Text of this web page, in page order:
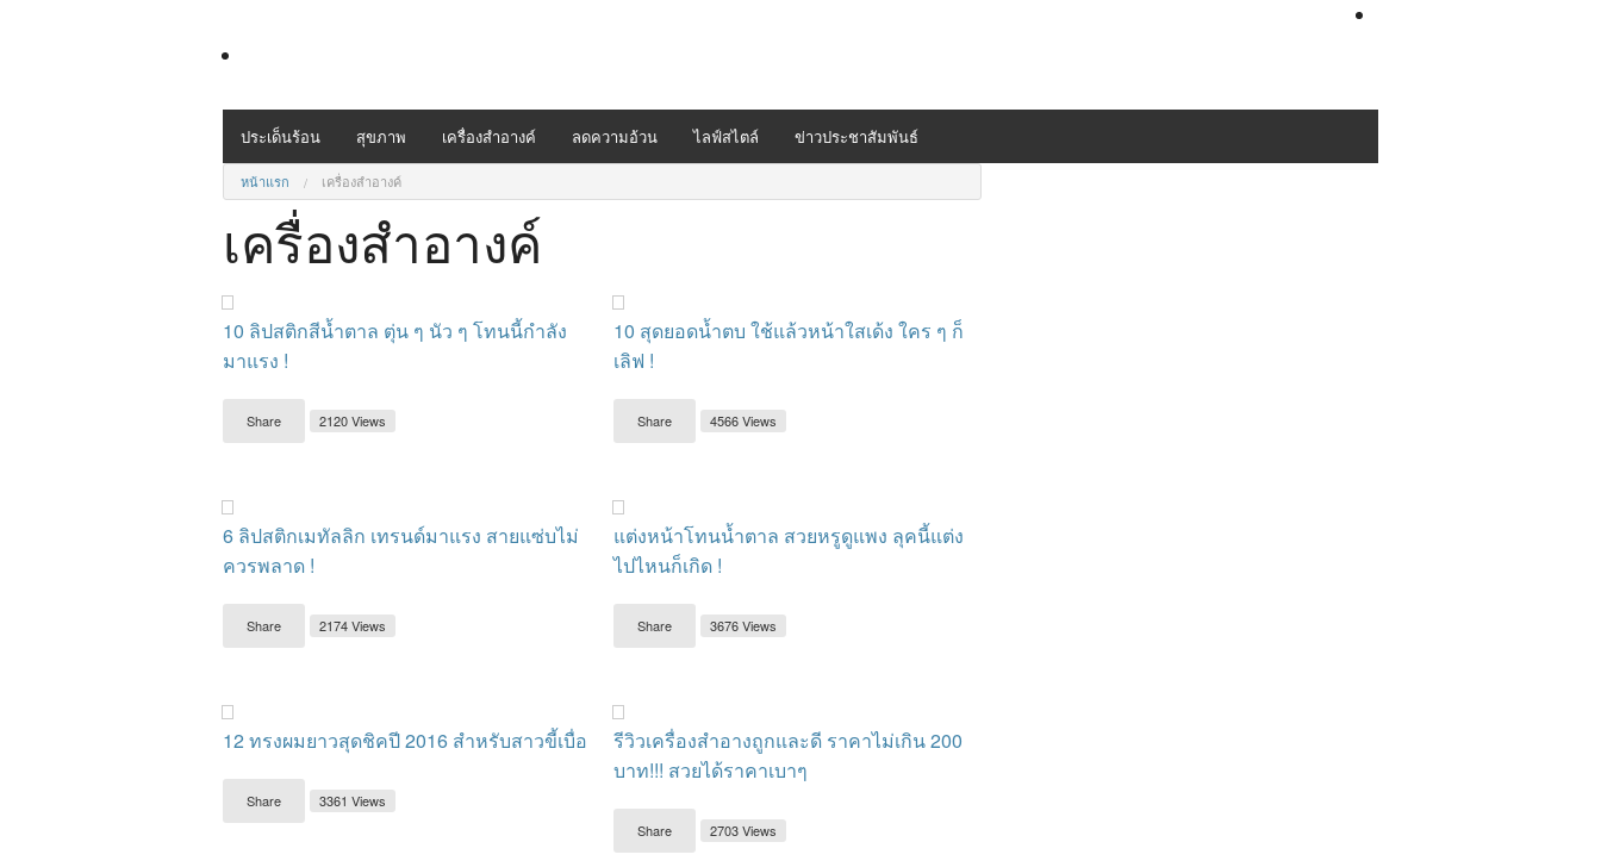
ประเด็นร้อน สุขภาพ เครื่องสำอางค์ ลดความอ้วน ไลฟ์สไตล์ ข่าวประชาสัมพันธ์
หน้าแรก เครื่องสำอางค์
เครื่องสำอางค์
10 ลิปสติกสีน้ำตาล ตุ่น ๆ นัว ๆ โทนนี้กำลัง
มาแรง !
Share 2120 Views
10 สุดยอดน้ำตบ ใช้แล้วหน้าใสเด้ง ใคร ๆ ก็
เลิฟ !
Share 4566 Views
6 ลิปสติกเมทัลลิก เทรนด์มาแรง สายแซ่บไม่
ควรพลาด !
Share 2174 Views
แต่งหน้าโทนน้ำตาล สวยหรูดูแพง ลุคนี้แต่ง
ไปไหนก็เกิด !
Share 3676 Views
12 ทรงผมยาวสุดชิคปี 2016 สำหรับสาวขี้เบื่อ
Share 3361 Views
รีวิวเครื่องสำอางถูกและดี ราคาไม่เกิน 200
บาท!!! สวยได้ราคาเบาๆ
Share 2703 Views